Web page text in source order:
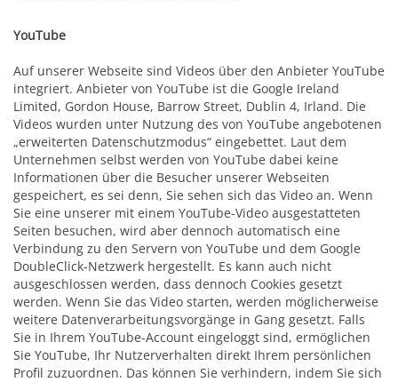
YouTube
Auf unserer Webseite sind Videos über den Anbieter YouTube
integriert. Anbieter von YouTube ist die Google Ireland
Limited, Gordon House, Barrow Street, Dublin 4, Irland. Die
Videos wurden unter Nutzung des von YouTube angebotenen
„erweiterten Datenschutzmodus“ eingebettet. Laut dem
Unternehmen selbst werden von YouTube dabei keine
Informationen über die Besucher unserer Webseiten
gespeichert, es sei denn, Sie sehen sich das Video an. Wenn
Sie eine unserer mit einem YouTube-Video ausgestatteten
Seiten besuchen, wird aber dennoch automatisch eine
Verbindung zu den Servern von YouTube und dem Google
DoubleClick-Netzwerk hergestellt. Es kann auch nicht
ausgeschlossen werden, dass dennoch Cookies gesetzt
werden. Wenn Sie das Video starten, werden möglicherweise
weitere Datenverarbeitungsvorgänge in Gang gesetzt. Falls
Sie in Ihrem YouTube-Account eingeloggt sind, ermöglichen
Sie YouTube, Ihr Nutzerverhalten direkt Ihrem persönlichen
Profil zuzuordnen. Das können Sie verhindern, indem Sie sich